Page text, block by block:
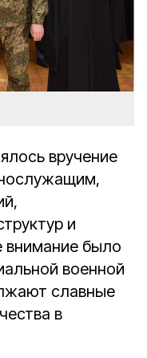
вручение
и
было
военной
славные
в